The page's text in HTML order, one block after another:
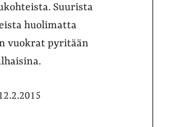
Suurista
huolimatta
vuokrat pyritään
12.2.2015